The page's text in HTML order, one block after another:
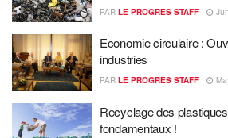
PAR LE PROGRES STAFF
Economie circulaire :
industries
PAR LE PROGRES STAFF
Recyclage des
fondamentaux !